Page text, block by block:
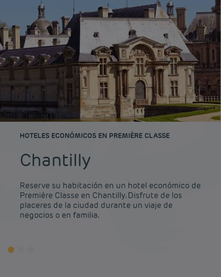
HOTELES ECONÓMICOS EN PREMIÈRE CLASSE
Chantilly
Reserve su habitación en un hotel económico de
Première Classe en Chantilly. Disfrute de los
placeres de la ciudad durante un viaje de
negocios o en familia.